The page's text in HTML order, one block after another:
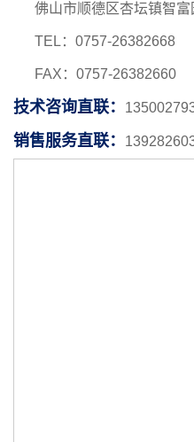
佛山市顺德区杏坛镇智
TEL：0757-26382668
FAX：0757-26382660
技术咨询直联：
销售服务直联：